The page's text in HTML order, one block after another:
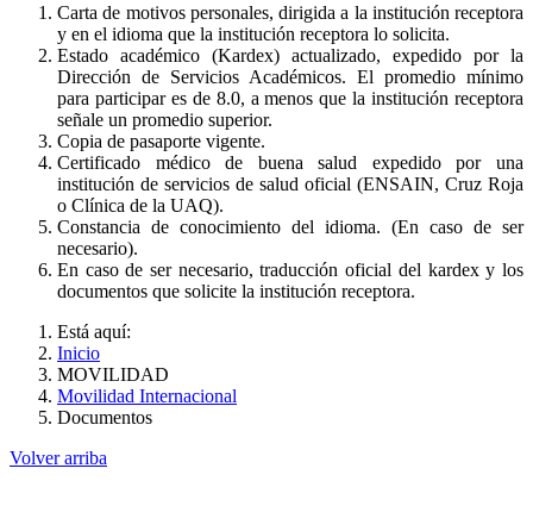
Carta de motivos personales, dirigida a la institución receptora
y en el idioma que la institución receptora lo solicita.
Estado académico (Kardex) actualizado, expedido por la
Dirección de Servicios Académicos. El promedio mínimo
para participar es de 8.0, a menos que la institución receptora
señale un promedio superior.
Copia de pasaporte vigente.
Certificado médico de buena salud expedido por una
institución de servicios de salud oficial (ENSAIN, Cruz Roja
o Clínica de la UAQ).
Constancia de conocimiento del idioma. (En caso de ser
necesario).
En caso de ser necesario, traducción oficial del kardex y los
documentos que solicite la institución receptora.
Está aquí:
Inicio
MOVILIDAD
Movilidad Internacional
Documentos
Volver arriba